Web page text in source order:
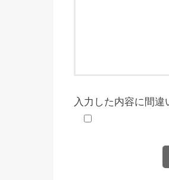
入力した内容に間違